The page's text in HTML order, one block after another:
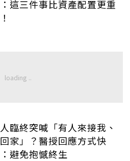
這三件事比資產配置更重
臨終突喊「有人來接我、
家」？醫授回應方式快
避免抱憾終生